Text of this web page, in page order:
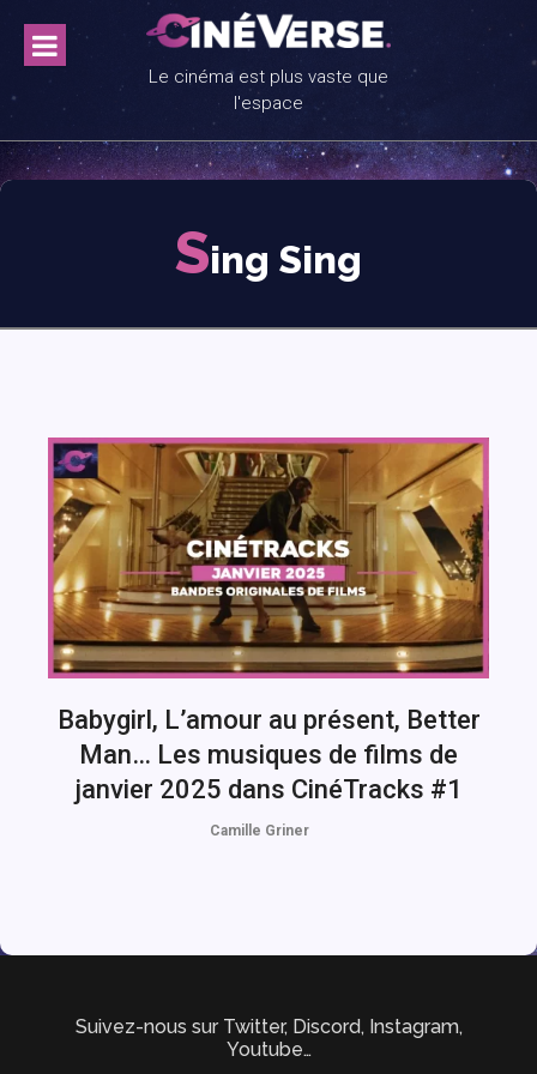
content
Le cinéma est plus vaste que
l'espace
Sing Sing
Babygirl, L’amour au présent, Better
Man… Les musiques de films de
janvier 2025 dans CinéTracks #1
Camille Griner
Suivez-nous sur Twitter, Discord, Instagram,
Youtube…